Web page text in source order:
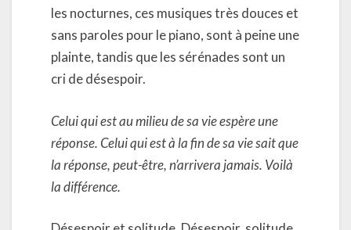
les nocturnes, ces musiques très douces et
sans paroles pour le piano, sont à peine une
plainte, tandis que les sérénades sont un
cri de désespoir.
Celui qui est au milieu de sa vie espère une
réponse. Celui qui est à la fin de sa vie sait que
la réponse, peut-être, n’arrivera jamais. Voilà
la différence.